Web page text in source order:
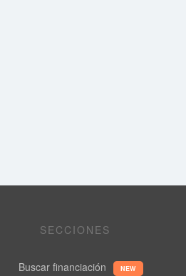
SECCIONES
Buscar financiación NEW